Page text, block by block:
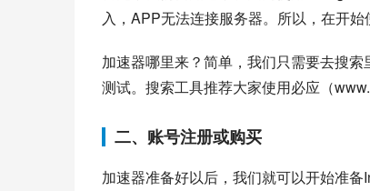
入，APP无法连接服务器。所以，在开始
加速器哪里来？简单，我们只需要去搜
测试。搜索工具推荐大家使用必应（
二、账号注册或购买
加速器准备好以后，我们就可以开始准